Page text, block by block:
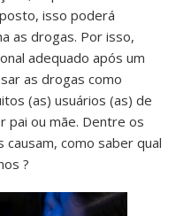
isso poderá
as drogas. Por isso,
adequado após um
as drogas como
(as) usuários (as) de
pai ou mãe. Dentre os
como saber qual
?